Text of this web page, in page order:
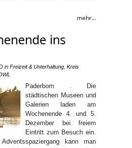
mehr...
ins
in Freizeit & Unterhaltung Kreis
Paderborn . Die
städtischen Museen und
Galerien laden am
Wochenende 4. und 5.
Dezember bei freiem
Eintritt zum Besuch ein.
kann man